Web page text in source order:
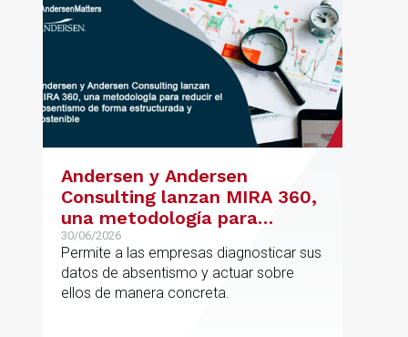
Andersen y Andersen
Consulting lanzan MIRA 360,
una metodología para
reducir el absentismo de
forma estructurada y
sostenible
30/06/2026
Permite a las empresas diagnosticar sus
datos de absentismo y actuar sobre
ellos de manera concreta.